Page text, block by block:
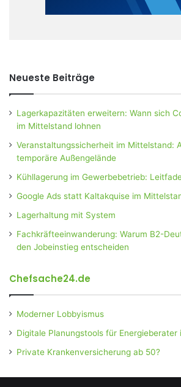
Neueste Beiträge
Lagerkapazitäten erweitern: Wann sich
im Mittelstand lohnen
Veranstaltungssicherheit im Mittelstand:
temporäre Außengelände
Kühllagerung im Gewerbebetrieb:
Google Ads statt Kaltakquise im
Lagerhaltung mit System
Fachkräfteeinwanderung: Warum B2-
den Jobeinstieg entscheiden
Chefsache24.de
Moderner Lobbyismus
Digitale Planungstools für Energieberater
Private Krankenversicherung ab 50?